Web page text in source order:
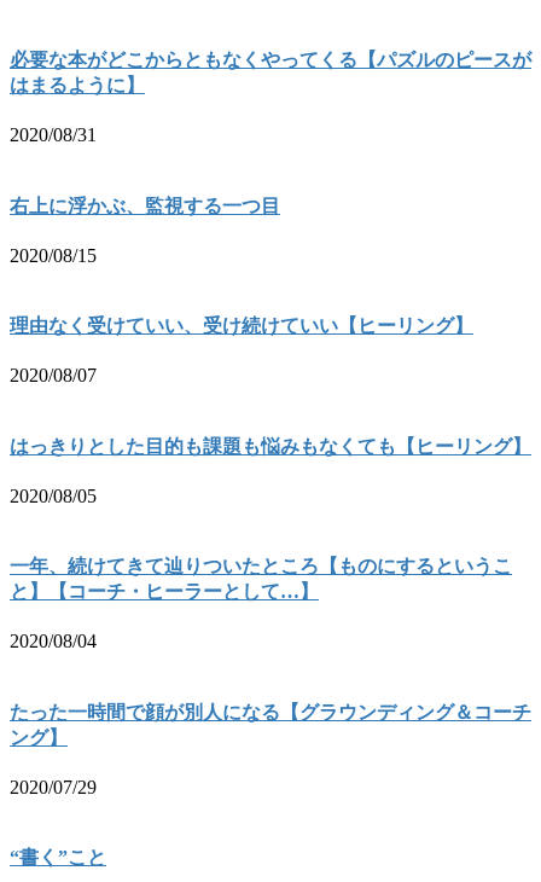
必要な本がどこからともなくやってくる【パズルのピースが
はまるように】
2020/08/31
右上に浮かぶ、監視する一つ目
2020/08/15
理由なく受けていい、受け続けていい【ヒーリング】
2020/08/07
はっきりとした目的も課題も悩みもなくても【ヒーリング】
2020/08/05
一年、続けてきて辿りついたところ【ものにするというこ
と】【コーチ・ヒーラーとして…】
2020/08/04
たった一時間で顔が別人になる【グラウンディング＆コーチ
ング】
2020/07/29
“書く”こと